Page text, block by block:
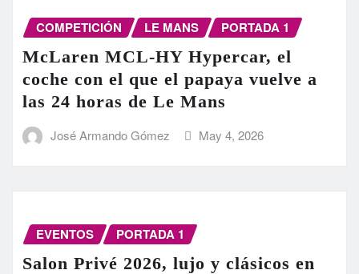
COMPETICIÓN LE MANS PORTADA 1
McLaren MCL-HY Hypercar, el
coche con el que el papaya vuelve a
las 24 horas de Le Mans
José Armando Gómez May 4, 2026
EVENTOS PORTADA 1
Salon Privé 2026, lujo y clásicos en